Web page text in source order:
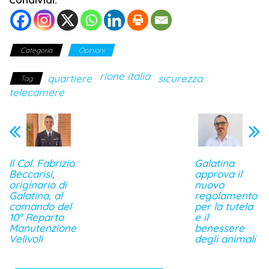
Categoria Opinioni
Tag quartiere rione italia
sicurezza
telecamere
Il Col. Fabrizio
Beccarisi,
originario di
Galatina, al
comando del
10° Reparto
Manutenzione
Velivoli
Galatina
approva il
nuovo
regolamento
per la tutela
e il
benessere
degli animali